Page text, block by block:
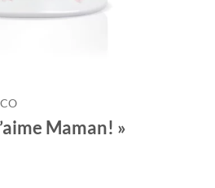
Maman! »